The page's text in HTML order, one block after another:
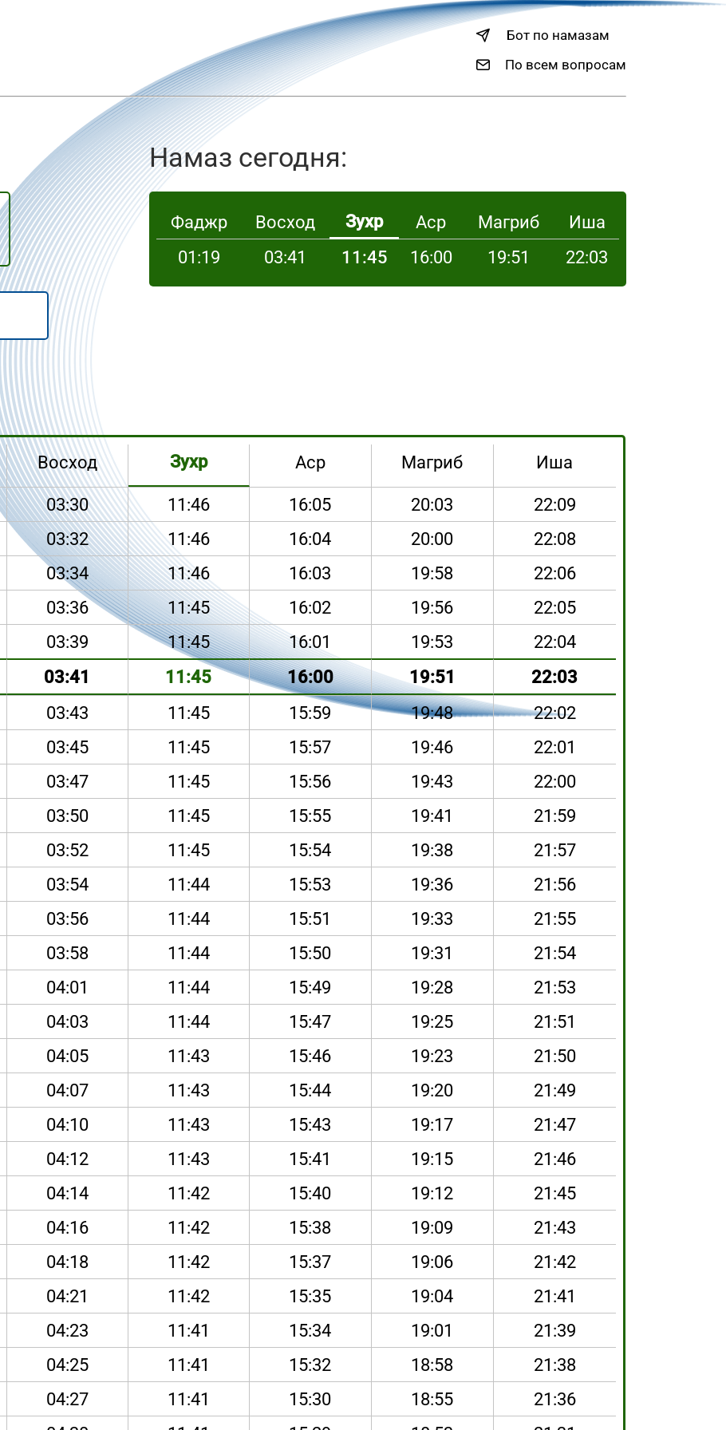
Бот по намазам
По всем вопросам
Намаз сегодня:
Фаджр Восход Зухр Аср Магриб
Иша
01:19
03:41 11:45 16:00 19:51 22:03
Восход Зухр Аср Магриб Иша
03:30 11:46 16:05 20:03
22:09
03:32 11:46 16:04 20:00
22:08
03:34 11:46 16:03 19:58
22:06
03:36 11:45 16:02 19:56
22:05
03:39 11:45 16:01 19:53
22:04
03:41 11:45 16:00 19:51
22:03
03:43 11:45 15:59 19:48
22:02
03:45 11:45 15:57 19:46
22:01
03:47 11:45 15:56 19:43
22:00
03:50 11:45 15:55 19:41
21:59
03:52 11:45 15:54 19:38
21:57
03:54 11:44 15:53 19:36
21:56
03:56 11:44 15:51 19:33
21:55
03:58 11:44 15:50 19:31
21:54
04:01 11:44 15:49 19:28
21:53
04:03 11:44 15:47 19:25
21:51
04:05 11:43 15:46 19:23
21:50
04:07 11:43 15:44 19:20
21:49
04:10 11:43 15:43 19:17
21:47
04:12 11:43 15:41 19:15
21:46
04:14 11:42 15:40 19:12
21:45
04:16 11:42 15:38 19:09
21:43
04:18 11:42 15:37 19:06
21:42
04:21 11:42 15:35 19:04
21:41
04:23 11:41 15:34 19:01
21:39
04:25 11:41 15:32 18:58
21:38
04:27 11:41 15:30 18:55
21:36